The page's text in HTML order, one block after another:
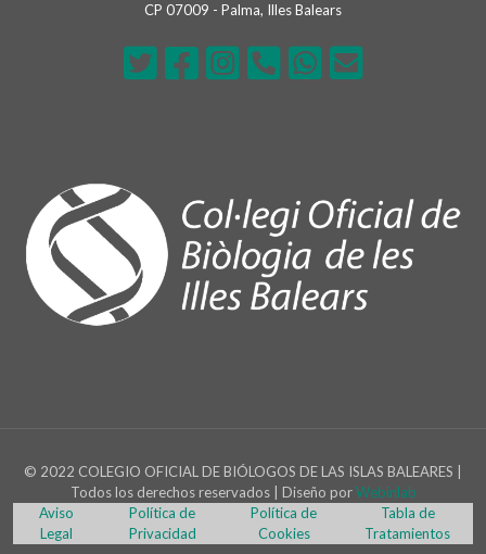
CP 07009 - Palma, Illes Balears
© 2022 COLEGIO OFICIAL DE BIÓLOGOS DE LAS ISLAS BALEARES |
Todos los derechos reservados | Diseño porWebinlab
Aviso
Legal
Política de
Privacidad
Política de
Cookies
Tabla de
Tratamientos